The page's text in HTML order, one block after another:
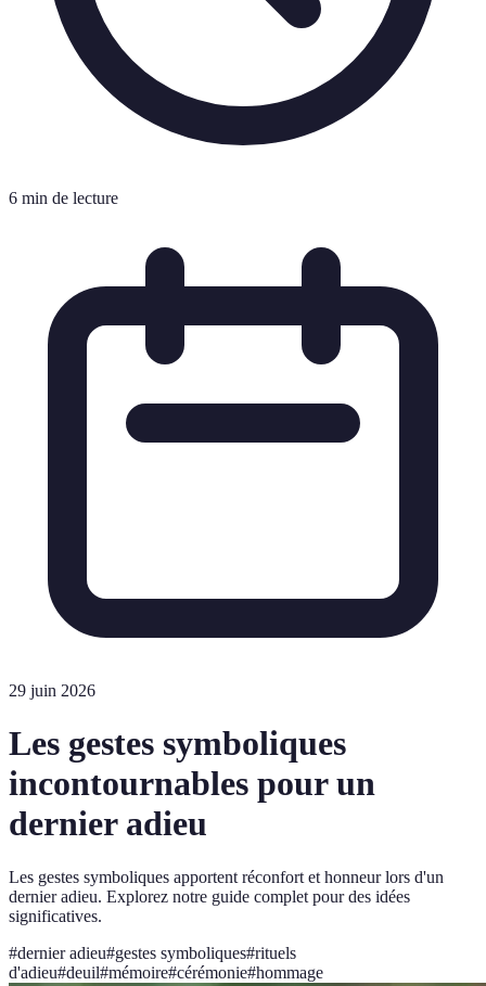
6 min de lecture
29 juin 2026
Les gestes symboliques
incontournables pour un
dernier adieu
Les gestes symboliques apportent réconfort et honneur lors d'un
dernier adieu. Explorez notre guide complet pour des idées
significatives.
#dernier adieu#gestes symboliques#rituels
d'adieu#deuil#mémoire#cérémonie#hommage